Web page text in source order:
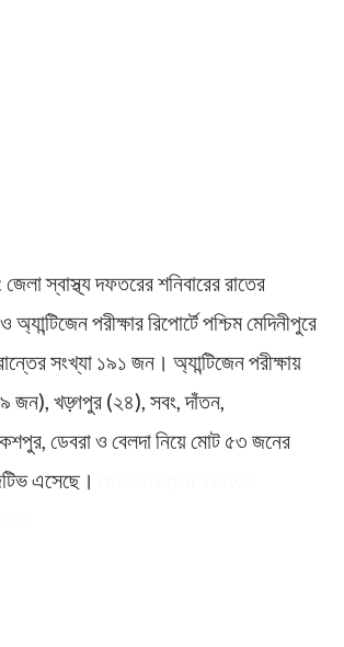
স্বাস্থ্য দফতরের শনিবারের রাতের
পরীক্ষার রিপোর্টে পশ্চিম মেদিনীপুরে
সংখ্যা ১৯১ জন। অ্যান্টিজেন পরীক্ষায়
জন), খড়্গপুর (২৪), সবং, দাঁতন,
ডেবরা ও বেলদা নিয়ে মোট ৫৩ জনের
এসেছে।